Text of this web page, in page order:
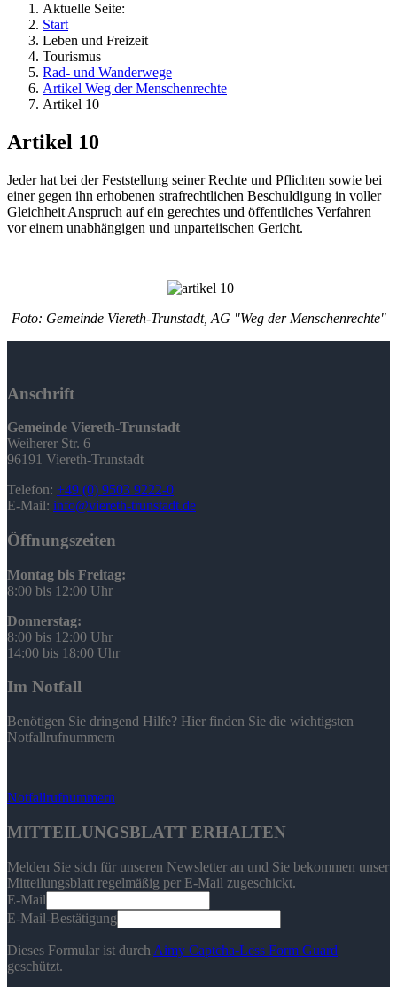
Aktuelle Seite:
Start
Leben und Freizeit
Tourismus
Rad- und Wanderwege
Artikel Weg der Menschenrechte
Artikel 10
Artikel 10
Jeder hat bei der Feststellung seiner Rechte und Pflichten sowie bei
einer gegen ihn erhobenen strafrechtlichen Beschuldigung in voller
Gleichheit Anspruch auf ein gerechtes und öffentliches Verfahren
vor einem unabhängigen und unparteiischen Gericht.
Foto: Gemeinde Viereth-Trunstadt, AG "Weg der Menschenrechte"
Anschrift
Gemeinde Viereth-Trunstadt
Weiherer Str. 6
96191 Viereth-Trunstadt
Telefon: +49 (0) 9503 9222-0
E-Mail: info@viereth-trunstadt.de
Öffnungszeiten
Montag bis Freitag:
8:00 bis 12:00 Uhr
Donnerstag:
8:00 bis 12:00 Uhr
14:00 bis 18:00 Uhr
Im Notfall
Benötigen Sie dringend Hilfe? Hier finden Sie die wichtigsten
Notfallrufnummern
Notfallrufnummern
MITTEILUNGSBLATT ERHALTEN
Melden Sie sich für unseren Newsletter an und Sie bekommen unser
Mitteilungsblatt regelmäßig per E-Mail zugeschickt.
E-Mail
E-Mail-Bestätigung
Dieses Formular ist durch Aimy Captcha-Less Form Guard
geschützt.